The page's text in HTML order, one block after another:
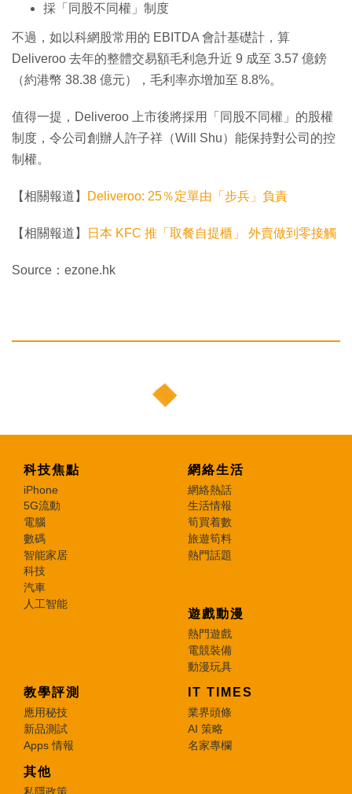
採「同股不同權」制度
不過，如以科網股常用的 EBITDA 會計基礎計，算
Deliveroo 去年的整體交易額毛利急升近 9 成至 3.57 億鎊
（約港幣 38.38 億元），毛利率亦增加至 8.8%。
值得一提，Deliveroo 上市後將採用「同股不同權」的股權
制度，令公司創辦人許子祥（Will Shu）能保持對公司的控
制權。
【相關報道】 Deliveroo: 25％定單由「步兵」負責
【相關報道】 日本 KFC 推「取餐自提櫃」 外賣做到零接觸
Source：ezone.hk
科技焦點
iPhone
5G流動
電腦
數碼
智能家居
科技
汽車
人工智能
網絡生活
網絡熱話
生活情報
筍買着數
旅遊筍料
熱門話題
遊戲動漫
熱門遊戲
電競裝備
動漫玩具
教學評測
應用秘技
新品測試
Apps 情報
IT TIMES
業界頭條
AI 策略
名家專欄
其他